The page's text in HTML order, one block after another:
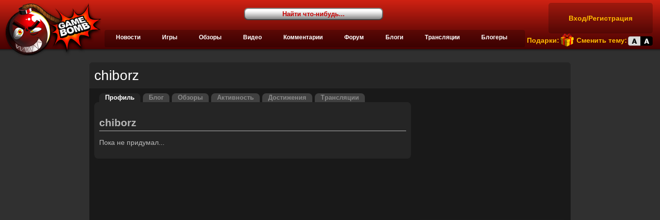
Вход/Регистрация
Подарки: Сменить тему:
Новости Игры Обзоры Видео Комментарии Форум Блоги Трансляции Блогеры
chiborz
Профиль Блог Обзоры Активность Достижения Трансляции
chiborz
Пока не придумал...